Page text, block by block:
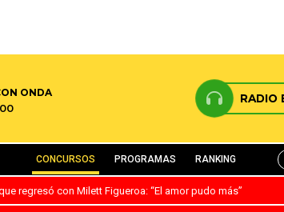
ONDA
RADIO
CONCURSOS PROGRAMAS RANKING
regresó con Milett Figueroa: “El amor pudo más”